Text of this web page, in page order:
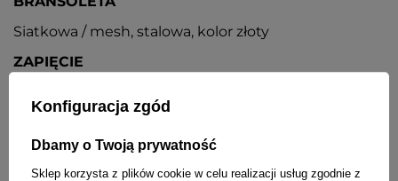
Siatkowa / mesh, stalowa, kolor złoty
ZAPIĘCIE
Orientacyjny czas działania zegarka bez
konieczności wymiany baterii - 3 lata
Konfiguracja zgód
Dbamy o Twoją prywatność
Sklep korzysta z plików cookie w celu realizacji usług zgodnie z